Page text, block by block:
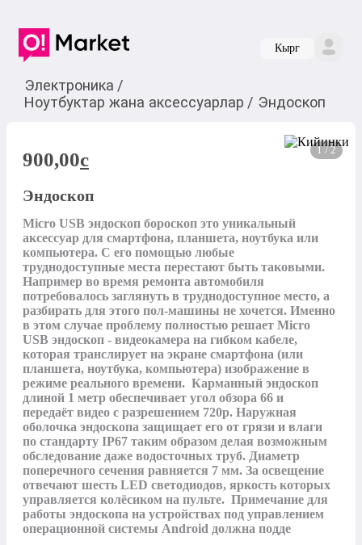
Кырг
Электроника /
Ноутбуктар жана аксессуарлар / Эндоскоп
1 / 2
900,00c
Эндоскоп
Micro USB эндоскоп бороскоп это уникальный
аксессуар для смартфона, планшета, ноутбука или
компьютера. С его помощью любые
труднодоступные места перестают быть таковыми.
Например во время ремонта автомобиля
потребовалось заглянуть в труднодоступное место, а
разбирать для этого пол-машины не хочется. Именно
в этом случае проблему полностью решает Micro
USB эндоскоп - видеокамера на гибком кабеле,
которая транслирует на экране смартфона (или
планшета, ноутбука, компьютера) изображение в
режиме реального времени.  Карманный эндоскоп
длиной 1 метр обеспечивает угол обзора 66 и
передаёт видео с разрешением 720р. Наружная
оболочка эндоскопа защищает его от грязи и влаги
по стандарту IP67 таким образом делая возможным
обследование даже водосточных труб. Диаметр
поперечного сечения равняется 7 мм. За освещение
отвечают шесть LED светодиодов, яркость которых
управляется колёсиком на пульте.  Примечание для
работы эндоскопа на устройствах под управлением
операционной системы Android должна подде